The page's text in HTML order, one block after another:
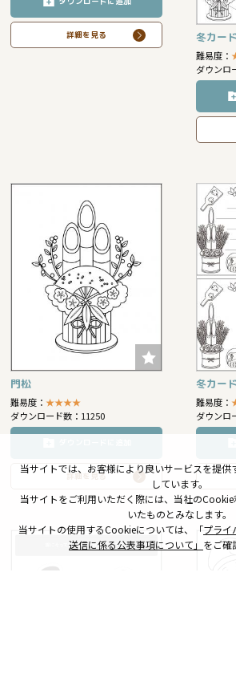
詳細を見る 冬カー
難易度：
ダウンロ
門松
難易度：★★★★
ダウンロード数：11250
詳細を見る
冬カー
難易度：
ダウンロ
当サイトでは、お客様により良いサービスを提
しています。
当サイトをご利用いただく際には、当社の
いたものとみなします。
当サイトの使用するCookieについては、「プライ
送信に係る公表事項について」 をご確